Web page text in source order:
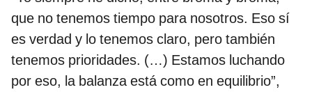
que no tenemos tiempo para nosotros. Eso sí
es verdad y lo tenemos claro, pero también
tenemos prioridades. (…) Estamos luchando
por eso, la balanza está como en equilibrio”,